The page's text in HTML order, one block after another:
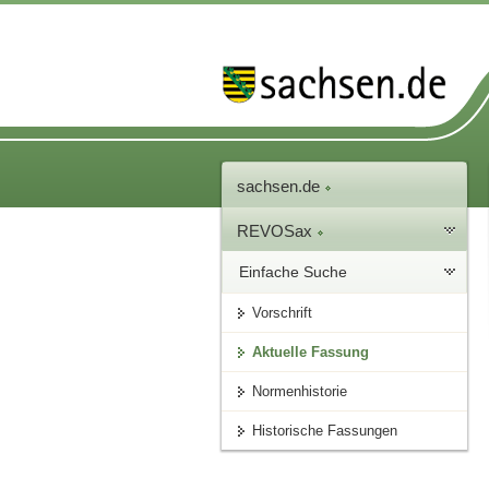
sachsen.de
REVOSax
Einfache Suche
Vorschrift
Aktuelle Fassung
Normenhistorie
Historische Fassungen